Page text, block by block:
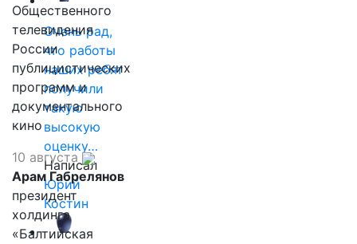
Очень рад,
что работы
наших ребят
получили
такую
высокую
оценку…
Написал
Юрий
Костин
Общественного
телевидения
России
публицистических
программ и
документального
кино
10 августа
Арам Габрелянов
президент
холдинга
«Балтийская